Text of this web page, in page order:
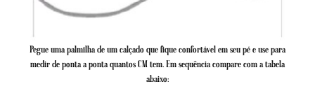
Pegue uma palmilha de um calçado que fique confortável em seu pé e use para
medir de ponta a ponta quantos CM tem. Em sequência compare com a tabela
abaixo: